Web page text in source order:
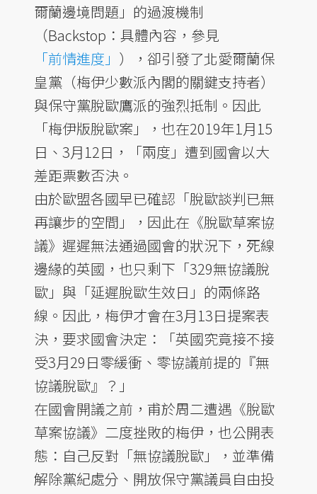
爾蘭邊境問題」的過渡機制
（Backstop：具體內容，參見
「前情進度」 ），卻引發了北愛爾蘭保
皇黨（梅伊少數派內閣的關鍵支持者）
與保守黨脫歐鷹派的強烈抵制。因此
「梅伊版脫歐案」，也在2019年1月15
日、3月12日，「兩度」遭到國會以大
差距票數否決。
由於歐盟各國早已確認「脫歐談判已無
再讓步的空間」，因此在《脫歐草案協
議》遲遲無法通過國會的狀況下，死線
邊緣的英國，也只剩下「329無協議脫
歐」與「延遲脫歐生效日」的兩條路
線。因此，梅伊才會在3月13日提案表
決，要求國會決定：「英國究竟接不接
受3月29日零緩衝、零協議前提的『無
協議脫歐』？」
在國會開議之前，甫於周二遭遇《脫歐
草案協議》二度挫敗的梅伊，也公開表
態：自己反對「無協議脫歐」，並準備
解除黨紀處分、開放保守黨議員自由投